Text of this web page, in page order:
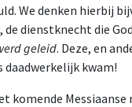
We denken hierbij
dienstknecht die
geleid. Deze, en
daadwerkelijk kwam!
komende Messiaanse